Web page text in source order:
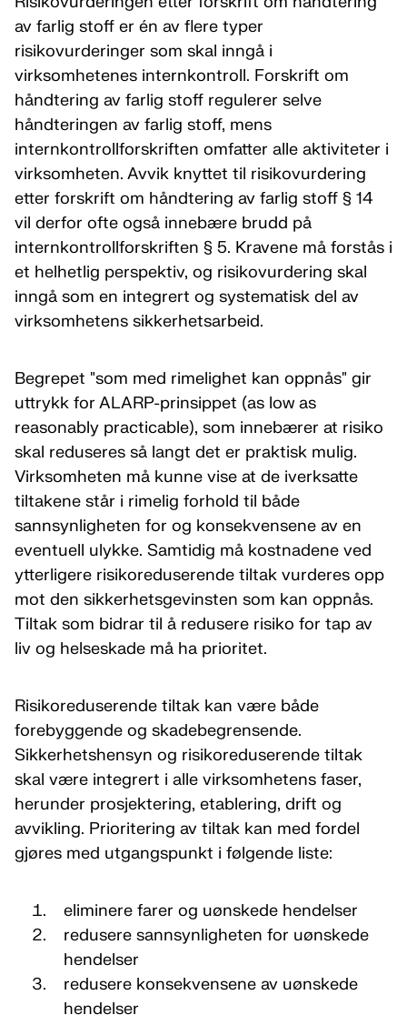
av farlig stoff er én av flere typer
risikovurderinger som skal inngå i
virksomhetenes internkontroll. Forskrift om
håndtering av farlig stoff regulerer selve
håndteringen av farlig stoff, mens
internkontrollforskriften omfatter alle aktiviteter i
virksomheten. Avvik knyttet til risikovurdering
etter forskrift om håndtering av farlig stoff § 14
vil derfor ofte også innebære brudd på
internkontrollforskriften § 5. Kravene må forstås i
et helhetlig perspektiv, og risikovurdering skal
inngå som en integrert og systematisk del av
virksomhetens sikkerhetsarbeid.
Begrepet "som med rimelighet kan oppnås" gir
uttrykk for ALARP-prinsippet (as low as
reasonably practicable), som innebærer at risiko
skal reduseres så langt det er praktisk mulig.
Virksomheten må kunne vise at de iverksatte
tiltakene står i rimelig forhold til både
sannsynligheten for og konsekvensene av en
eventuell ulykke. Samtidig må kostnadene ved
ytterligere risikoreduserende tiltak vurderes opp
mot den sikkerhetsgevinsten som kan oppnås.
Tiltak som bidrar til å redusere risiko for tap av
liv og helseskade må ha prioritet.
Risikoreduserende tiltak kan være både
forebyggende og skadebegrensende.
Sikkerhetshensyn og risikoreduserende tiltak
skal være integrert i alle virksomhetens faser,
herunder prosjektering, etablering, drift og
avvikling. Prioritering av tiltak kan med fordel
gjøres med utgangspunkt i følgende liste:
eliminere farer og uønskede hendelser
redusere sannsynligheten for uønskede
hendelser
redusere konsekvensene av uønskede
hendelser